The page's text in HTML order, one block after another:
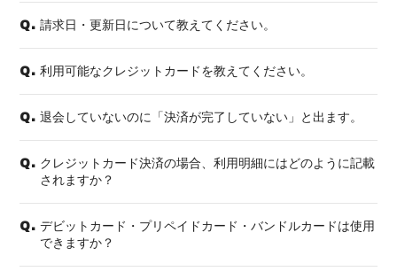
Q. 請求日・更新日について教えてください。
Q. 利用可能なクレジットカードを教えてください。
Q. 退会していないのに「決済が完了していない」と出ます。
Q. クレジットカード決済の場合、利用明細にはどのように記載
されますか？
Q. デビットカード・プリペイドカード・バンドルカードは使用
できますか？